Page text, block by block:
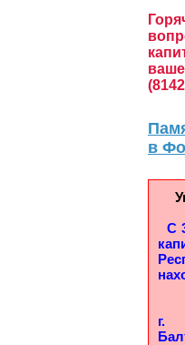
в
С
г.